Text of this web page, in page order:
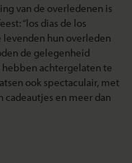
van de overledenen is
“los dias de los
levenden hun overleden
de gelegenheid
achtergelaten te
ook spectaculair, met
cadeautjes en meer dan